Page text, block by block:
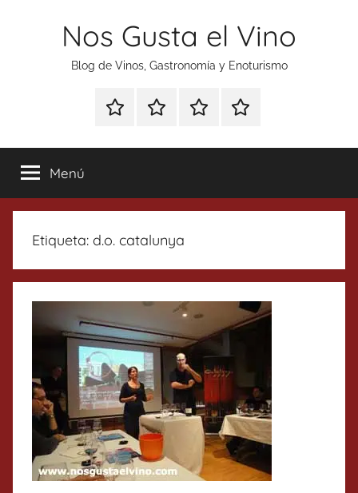
Nos Gusta el Vino
Blog de Vinos, Gastronomía y Enoturismo
Especial
Tonics
Enoturismo
Gastronomía
RankingContacto
Menú
Etiqueta: d.o. catalunya